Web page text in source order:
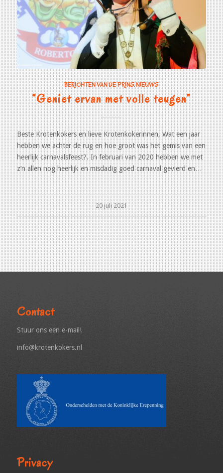
BERICHTEN VAN DE PRINS,NIEUWS
“Geniet ervan met volle teugen”
Beste Krotenkokers en lieve Krotenkokerinnen, Wat een jaar
hebben we achter de rug en hoe groot was het gemis van een
heerlijk carnavalsfeest?. In februari van 2020 hebben we met
z’n allen nog heerlijk en misdadig goed carnaval gevierd en…
20 juli 2021
Contact
Stuur ons een e-mail!
info@krotenkokers.nl
Privacy